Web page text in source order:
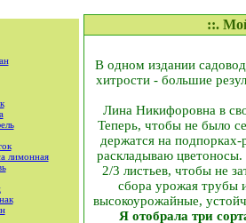
лимонная
::.
В одном издании
хитрости - большие
Лина Никифоровна в
Теперь, чтобы не было
держатся на
раскладываю
2/3 листьев, чтобы не
сбора урожая трубы
высокоурожайные,
Я отобрала три